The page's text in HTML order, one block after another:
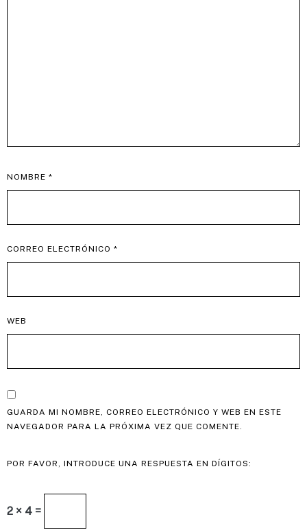
NOMBRE *
CORREO ELECTRÓNICO *
WEB
GUARDA MI NOMBRE, CORREO ELECTRÓNICO Y WEB EN ESTE
NAVEGADOR PARA LA PRÓXIMA VEZ QUE COMENTE.
POR FAVOR, INTRODUCE UNA RESPUESTA EN DÍGITOS:
2 × 4 =